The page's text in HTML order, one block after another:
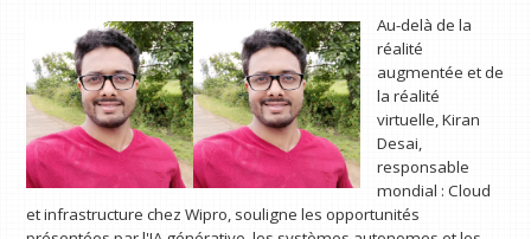
Au-delà de la
réalité
augmentée et de
la réalité
virtuelle, Kiran
Desai,
responsable
mondial : Cloud
et infrastructure chez Wipro, souligne les opportunités